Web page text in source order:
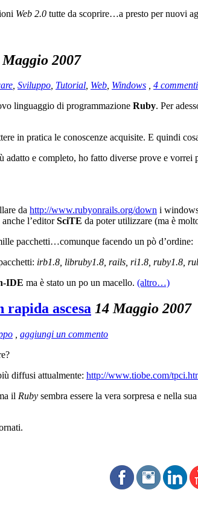
Web 2.0 tutte da scoprire…a presto per nuovi
Maggio 2007
, Sviluppo, Tutorial, Web, Windows , 4 commenti
linguaggio di programmazione Ruby. Per
in pratica le conoscenze acquisite. E quindi
e completo, ho fatto diverse prove e
da http://www.rubyonrails.org/down i
l’editorSciTE da poter utilizzare (ma è
pacchetti…comunque facendo un pò d’ordine:
irb1.8, libruby1.8, rails, ri1.8, ruby1.8,
IDE ma è stato un po un macello. (altro…)
ascesa 14 Maggio 2007
aggiungi un commento
diffusi attualmente: http://www.tiobe.com/
il Ruby sembra essere la vera sorpresa e nella